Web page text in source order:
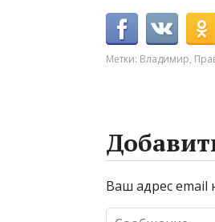
Метки: Владимир,
Ваш адрес email